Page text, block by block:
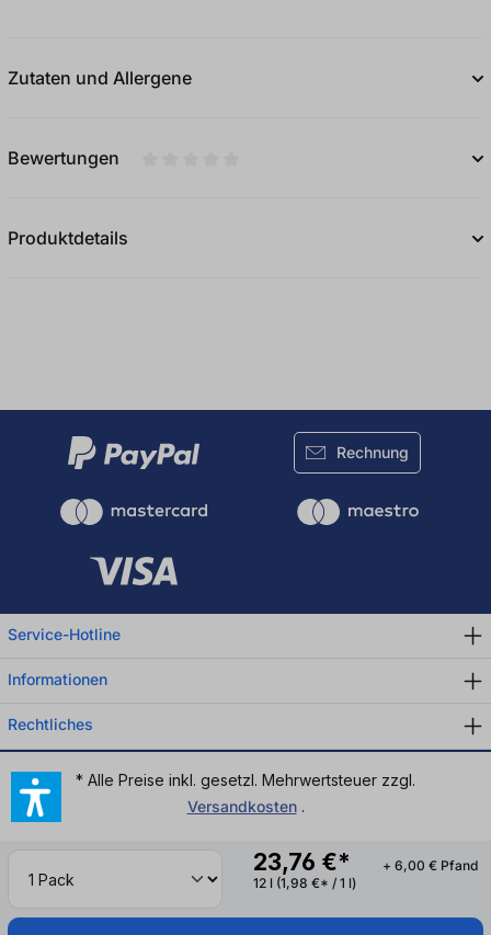
23,76 €*
+ 6,00 € Pfand
12 l (1,98 €* / 1 l)
Zutaten und Allergene
Bewertungen
Produktdetails
Rechnung
Service-Hotline
Informationen
Rechtliches
* Alle Preise inkl. gesetzl. Mehrwertsteuer zzgl.
Versandkosten.